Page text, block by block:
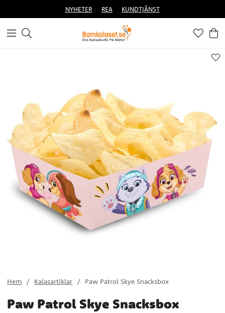
NYHETER REA KUNDTJÄNST
Hem Kalasartiklar Paw Patrol Skye Snacksbox
Paw Patrol Skye Snacksbox